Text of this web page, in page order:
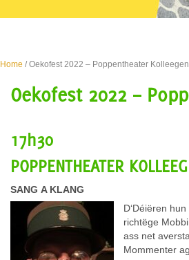
Home / Oekofest 2022 – Poppentheater Kolleegen
Oekofest 2022 –
17h30
POPPENTHEATER
SANG AKLANG
D‘Déiëren
richtëge
ass net
Mommenter